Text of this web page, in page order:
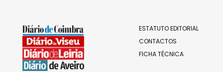
ESTATUTO EDITORIAL
CONTACTOS
FICHA TÉCNICA